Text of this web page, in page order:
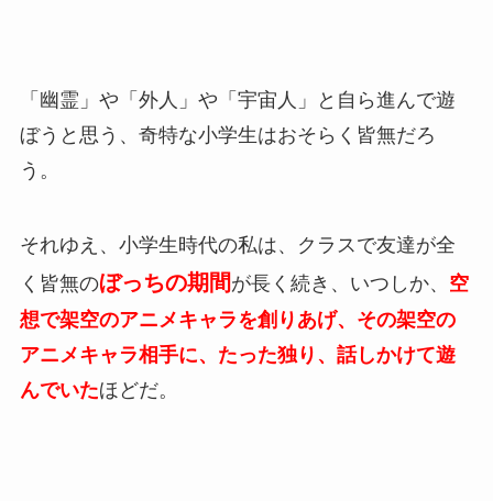
「幽霊」や「外人」や「宇宙人」と自ら進んで遊
ぼうと思う、奇特な小学生はおそらく皆無だろ
う。
それゆえ、小学生時代の私は、クラスで友達が全
く皆無のぼっちの期間 が長く続き、いつしか、 空
想で架空のアニメキャラを創りあげ、その架空の
アニメキャラ相手に、たった独り、話しかけて遊
んでいたほどだ。